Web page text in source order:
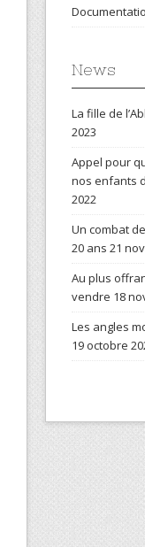
News
La fille de
2023
Appel pour
nos enfants
2022
Un combat
20 ans 21
Au plus
vendre 18
Les angles
19 octobre